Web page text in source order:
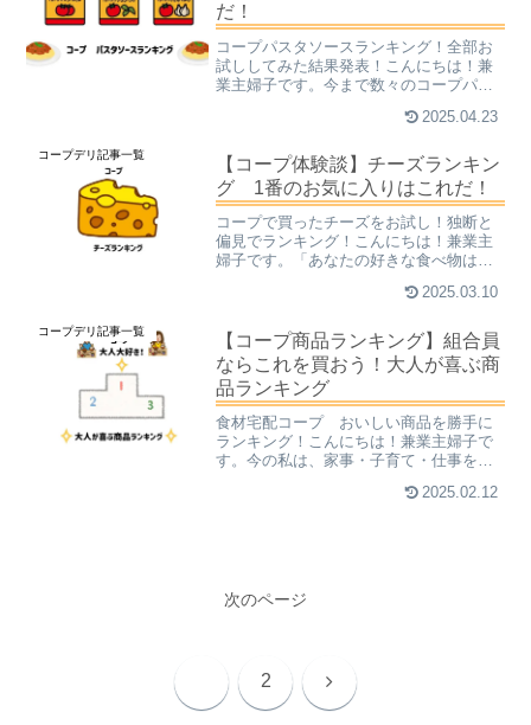
だ！
コープパスタソースランキング！全部お
試ししてみた結果発表！こんにちは！兼
業主婦子です。今まで数々のコープパス
ですが、なにせその種類が多すぎて、何
事態に陥っています。そこ...
2025.04.23
コープデリ記事一覧
【コープ体験談】チーズランキン
グ 1番のお気に入りはこれだ！
コープで買ったチーズをお試し！独断と
偏見でランキング！こんにちは！兼業主
婦子です。「あなたの好きな食べ物は何
ってこう答えるでしょう。チーズっ！
をしていたときから使ってい...
2025.03.10
コープデリ記事一覧
【コープ商品ランキング】組合員
ならこれを買おう！大人が喜ぶ商
品ランキング
食材宅配コープ おいしい商品を勝手に
ランキング！こんにちは！兼業主婦子で
す。今の私は、家事・子育て・仕事を並
構キツイです。私の仕事が自宅でできる
2025.02.12
次のページ
2 次